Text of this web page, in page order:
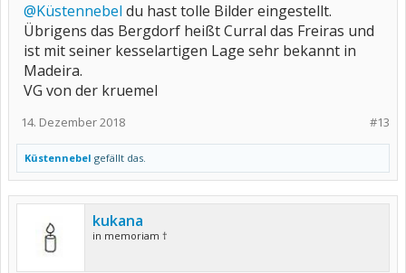
@Küstennebel du hast tolle Bilder eingestellt.
Übrigens das Bergdorf heißt Curral das Freiras und
ist mit seiner kesselartigen Lage sehr bekannt in
Madeira.
VG von der kruemel
#13
14. Dezember 2018
Küstennebel gefällt das.
kukana
in memoriam †